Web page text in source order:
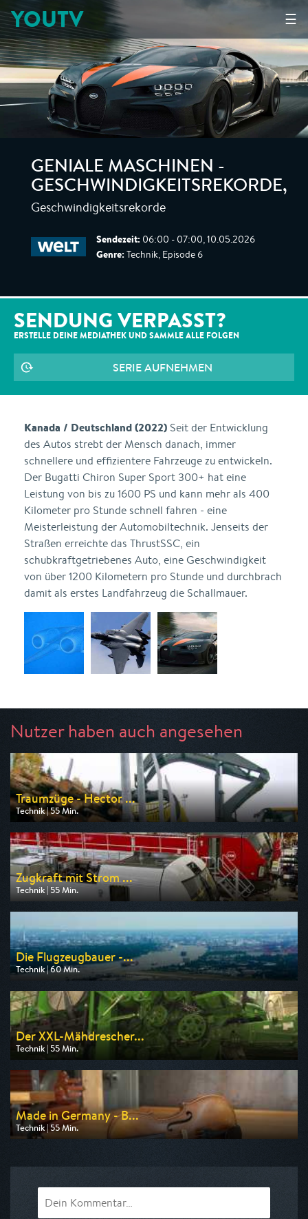
☰
YOUTV
GENIALE MASCHINEN -
GESCHWINDIGKEITSREKORDE,
Geschwindigkeitsrekorde
Sendezeit: 06:00 - 07:00, 10.05.2026
Genre: Technik, Episode 6
SENDUNG VERPASST?
ERSTELLE DEINE MEDIATHEK UND SAMMLE ALLE FOLGEN
SERIE AUFNEHMEN
Kanada / Deutschland (2022) Seit der Entwicklung
des Autos strebt der Mensch danach, immer
schnellere und effizientere Fahrzeuge zu entwickeln.
Der Bugatti Chiron Super Sport 300+ hat eine
Leistung von bis zu 1600 PS und kann mehr als 400
Kilometer pro Stunde schnell fahren - eine
Meisterleistung der Automobiltechnik. Jenseits der
Straßen erreichte das ThrustSSC, ein
schubkraftgetriebenes Auto, eine Geschwindigkeit
von über 1200 Kilometern pro Stunde und durchbrach
damit als erstes Landfahrzeug die Schallmauer.
Nutzer haben auch angesehen
Traumzüge - Hector ...
Technik | 55 Min.
Ausgestrahlt von WELT
am 08.08.2026, 17:30
Zugkraft mit Strom ...
Technik | 55 Min.
Ausgestrahlt von WELT
am 08.08.2026, 19:20
Die Flugzeugbauer -...
Technik | 60 Min.
Ausgestrahlt von WELT
am 12.08.2026, 23:05
Der XXL-Mähdrescher...
Technik | 55 Min.
Ausgestrahlt von WELT
am 09.08.2026, 17:30
Made in Germany - B...
Technik | 55 Min.
Ausgestrahlt von N24 Doku